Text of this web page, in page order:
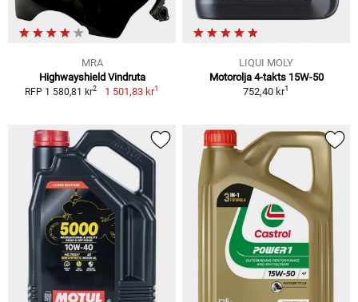
MRA
Highwayshield Vindruta
RFP 1 580,81 kr2 1 501,83 kr1
LIQUI MOLY
Motorolja 4-takts 15W-50
752,40 kr1